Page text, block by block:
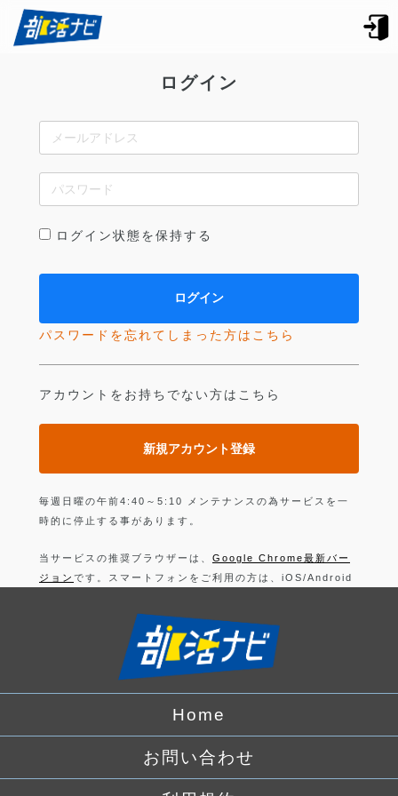
ログイン
ログイン状態を保持する
パスワードを忘れてしまった方はこちら
アカウントをお持ちでない方はこちら
新規アカウント登録
毎週日曜の午前4:40～5:10 メンテナンスの為サービスを一
時的に停止する事があります。
当サービスの推奨ブラウザーは、 Google Chrome最新バー
ジョン です。スマートフォンをご利用の方は、iOS/Android
上記以外のブラウザーでは正常に動作できない可能性があり
ますので、ご注意ください。
ログインすることにより、部活の利用規約
なります。
プライバシーポリシー をお読みください。
でログイン
Home
お問い合わせ